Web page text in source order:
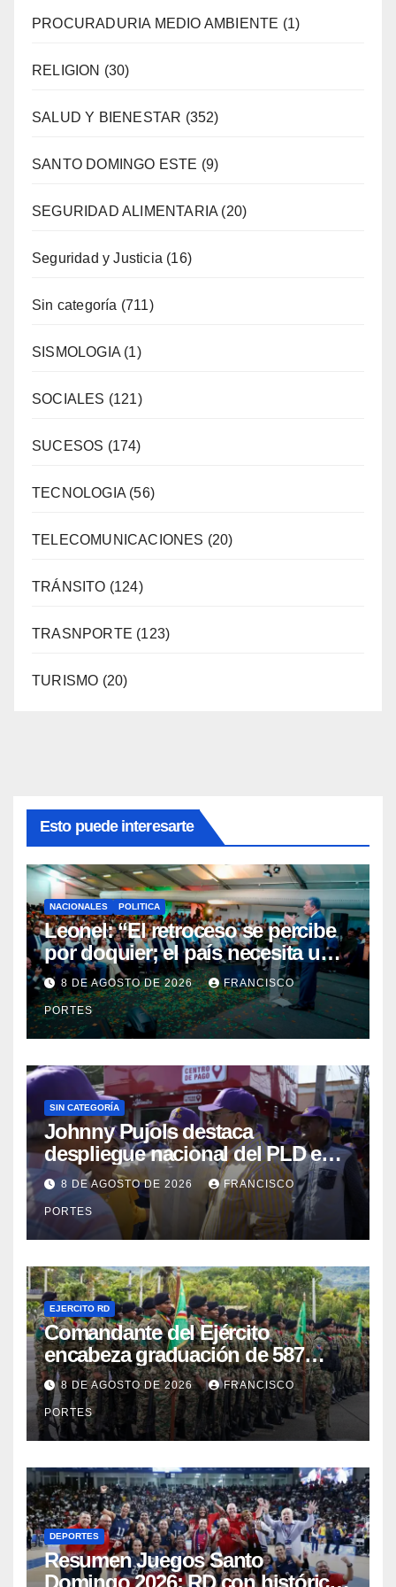
PROCURADURIA MEDIO AMBIENTE (1)
RELIGION (30)
SALUD Y BIENESTAR (352)
SANTO DOMINGO ESTE (9)
SEGURIDAD ALIMENTARIA (20)
Seguridad y Justicia (16)
Sin categoría (711)
SISMOLOGIA (1)
SOCIALES (121)
SUCESOS (174)
TECNOLOGIA (56)
TELECOMUNICACIONES (20)
TRÁNSITO (124)
TRASNPORTE (123)
TURISMO (20)
Esto puede interesarte
NACIONALES POLITICA
Leonel: “El retroceso se percibe
por doquier; el país necesita un
nuevo rumbo”
8 DE AGOSTO DE 2026 FRANCISCO
PORTES
SIN CATEGORÍA
Johnny Pujols destaca
despliegue nacional del PLD en
segunda jornada de Esfuerzo
Concentrado
8 DE AGOSTO DE 2026 FRANCISCO
PORTES
EJERCITO RD
Comandante del Ejército
encabeza graduación de 587
nuevos conscriptos en el
Campamento Militar “16 de
Agosto”
8 DE AGOSTO DE 2026 FRANCISCO
PORTES
DEPORTES
Resumen Juegos Santo
Domingo 2026: RD con histórica